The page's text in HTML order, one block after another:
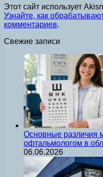
Этот сайт использует
Узнайте, как
комментариев.
Свежие записи
Основные различия
офтальмологом в
06.06.2026